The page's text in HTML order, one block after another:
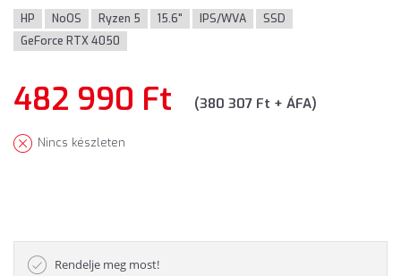
HP NoOS Ryzen 5 15.6" IPS/WVA
SSD
GeForce RTX 4050
482 990 Ft (380 307 Ft + ÁFA)
Nincs készleten
Rendelje meg most!